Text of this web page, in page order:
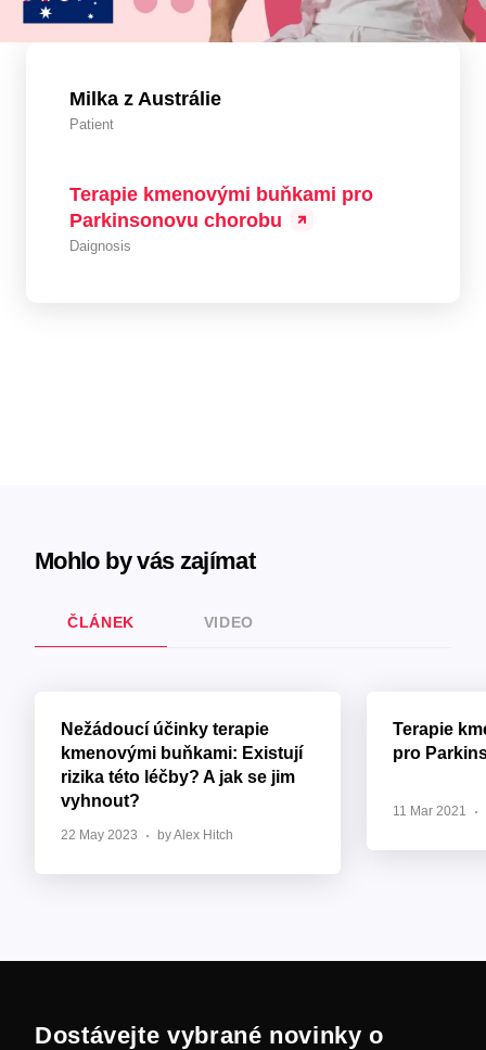
Milka z Austrálie
Patient
Terapie kmenovými buňkami pro
Parkinsonovu chorobu
Daignosis
Mohlo by vás zajímat
ČLÁNEK VIDEO
Nežádoucí účinky terapie
kmenovými buňkami: Existují
rizika této léčby? A jak se jim
vyhnout?
22 May 2023 by Alex Hitch
Terapie
pro
11 Mar 2021
Dostávejte vybrané novinky o